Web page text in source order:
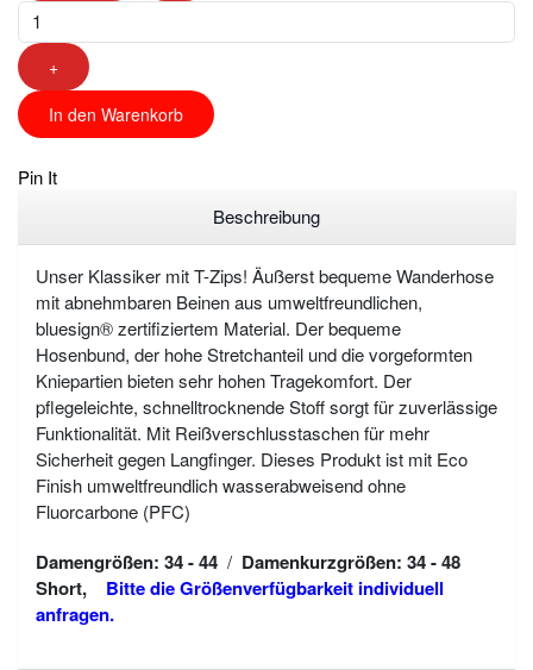
+
In den Warenkorb
Pin It
Beschreibung
Unser Klassiker mit T-Zips! Äußerst bequeme Wanderhose
mit abnehmbaren Beinen aus umweltfreundlichen,
bluesign® zertifiziertem Material. Der bequeme
Hosenbund, der hohe Stretchanteil und die vorgeformten
Kniepartien bieten sehr hohen Tragekomfort. Der
pflegeleichte, schnelltrocknende Stoff sorgt für zuverlässige
Funktionalität. Mit Reißverschlusstaschen für mehr
Sicherheit gegen Langfinger. Dieses Produkt ist mit Eco
Finish umweltfreundlich wasserabweisend ohne
Fluorcarbone (PFC)
Damengrößen: 34 - 44 / Damenkurzgrößen: 34 - 48
Short, Bitte die Größenverfügbarkeit individuell
anfragen.